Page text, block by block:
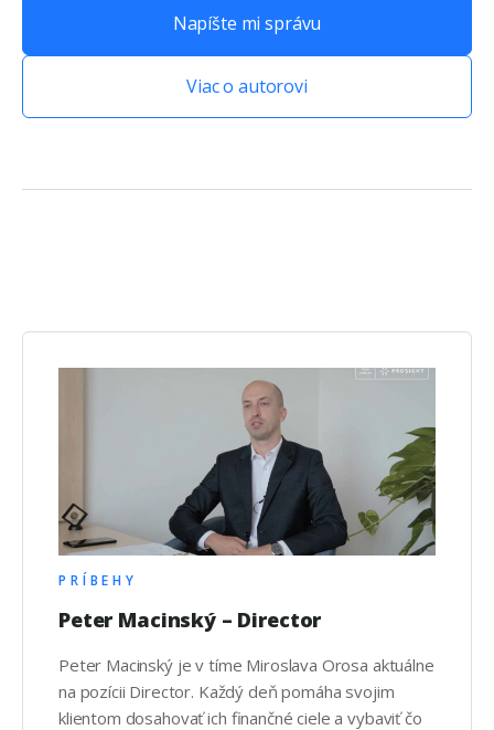
Napíšte mi správu
Viac o autorovi
PRÍBEHY
Peter Macinský – Director
Peter Macinský je v tíme Miroslava Orosa aktuálne
na pozícii Director. Každý deň pomáha svojim
klientom dosahovať ich finančné ciele a vybaviť čo